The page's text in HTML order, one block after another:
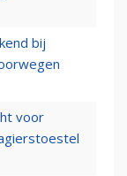
bij
voor